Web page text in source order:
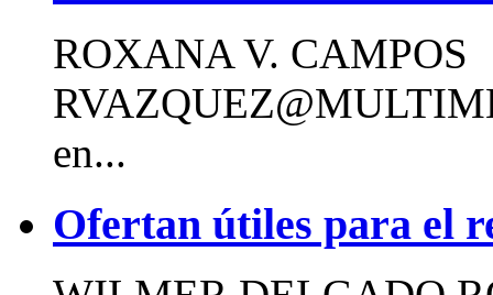
ROXANA V. CAMPOS
en...
Ofertan útiles para el